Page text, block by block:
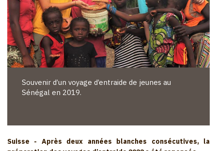
Souvenir d’un voyage d’entraide de jeunes au
Sénégal en 2019.
Suisse - Après deux années blanches consécutives, la